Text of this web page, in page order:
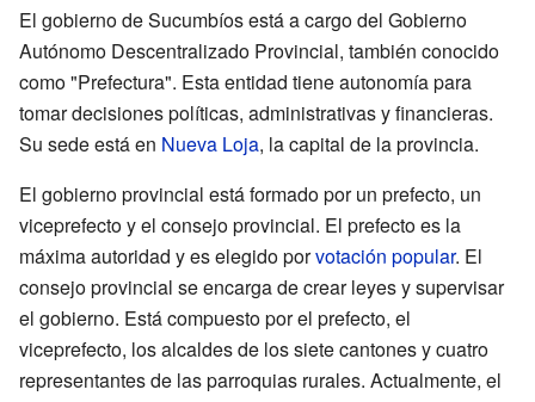
El gobierno de Sucumbíos está a cargo del Gobierno
Autónomo Descentralizado Provincial, también conocido
como "Prefectura". Esta entidad tiene autonomía para
tomar decisiones políticas, administrativas y financieras.
Su sede está en Nueva Loja, la capital de la provincia.
El gobierno provincial está formado por un prefecto, un
viceprefecto y el consejo provincial. El prefecto es la
máxima autoridad y es elegido porvotación popular. El
consejo provincial se encarga de crear leyes y supervisar
el gobierno. Está compuesto por el prefecto, el
viceprefecto, los alcaldes de los siete cantones y cuatro
representantes de las parroquias rurales. Actualmente, el